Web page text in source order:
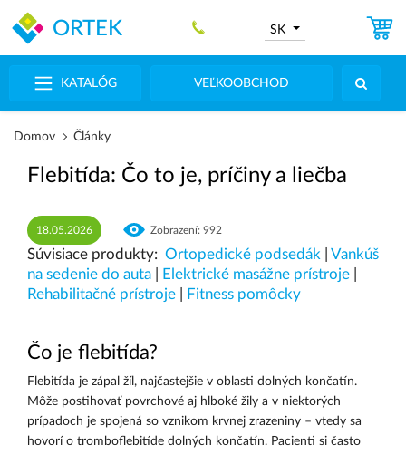
ORTEK
KATALÓG VEĽKOOBCHOD
SK
Domov Články
Flebitída: Čo to je, príčiny a liečba
18.05.2026 Zobrazení: 992
Súvisiace produkty: Ortopedické podsedák
Vankúš
na sedenie do auta
Elektrické masážne prístroje
Rehabilitačné prístroje
Fitness pomôcky
Čo je flebitída?
Flebitída je zápal žíl, najčastejšie v oblasti dolných končatín.
Môže postihovať povrchové aj hlboké žily a v niektorých
prípadoch je spojená so vznikom krvnej zrazeniny – vtedy sa
hovorí o tromboflebitíde dolných končatín. Pacienti si často